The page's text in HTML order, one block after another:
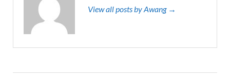
View all posts by Awang →